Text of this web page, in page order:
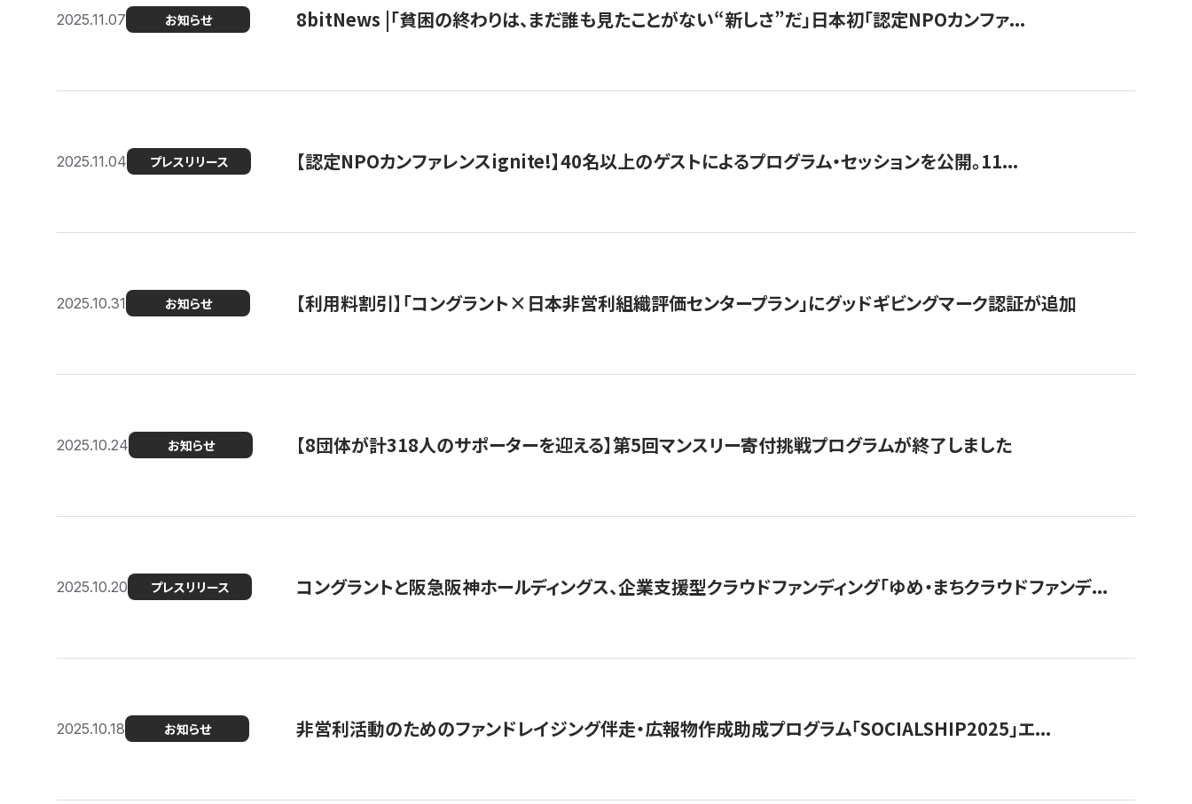
2025.11.07 お知らせ 8bitNews |「貧困の終わりは、まだ誰も見たことがない“新しさ”だ」日本初「認定NPOカンファ...
2025.11.04 プレスリリース 【認定NPOカンファレンスignite!】40名以上のゲストによるプログラム・セッションを公開。11...
2025.10.31 お知らせ 【利用料割引】「コングラント×日本非営利組織評価センタープラン」にグッドギビングマーク認証が追加
2025.10.24 お知らせ 【8団体が計318人のサポーターを迎える】​​第5回マンスリー寄付挑戦プログラムが終了しました
2025.10.20 プレスリリース コングラントと阪急阪神ホールディングス、企業支援型クラウドファンディング「ゆめ・まちクラウドファンデ...
2025.10.18 お知らせ 非営利活動のためのファンドレイジング伴走・広報物作成助成プログラム「SOCIALSHIP2025」エ...